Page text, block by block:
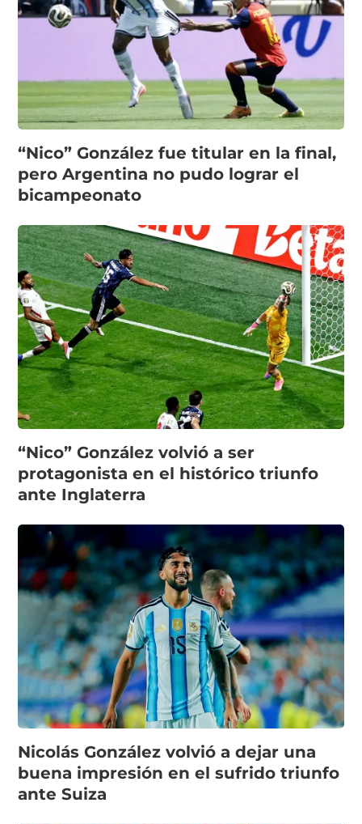
“Nico” González fue titular en la final,
pero Argentina no pudo lograr el
bicampeonato
“Nico” González volvió a ser
protagonista en el histórico triunfo
ante Inglaterra
Nicolás González volvió a dejar una
buena impresión en el sufrido triunfo
ante Suiza